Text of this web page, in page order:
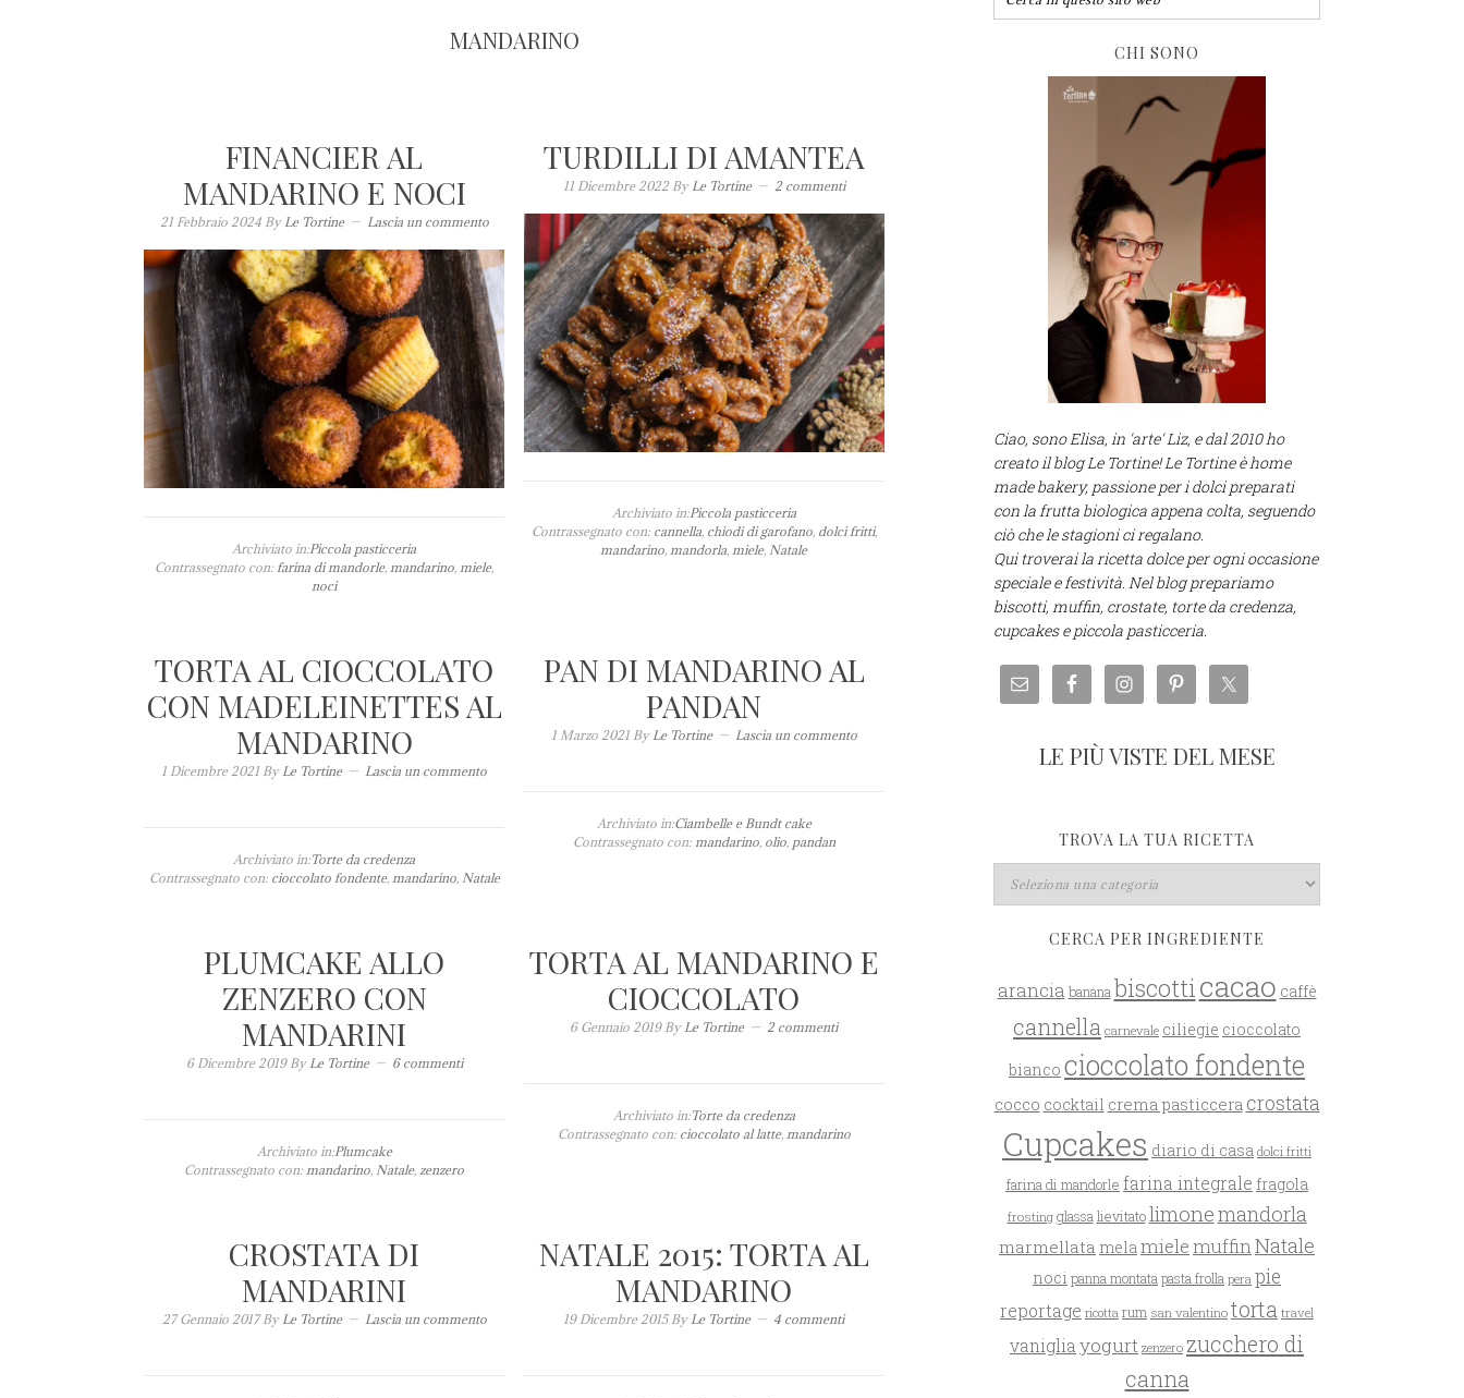
MANDARINO
FINANCIER AL
MANDARINO E NOCI
21 Febbraio 2024ByLe Tortine Lascia un commento
Archiviato in:Piccola pasticceria
Contrassegnato con:farina di mandorle,mandarino,miele,
noci
TURDILLI DI AMANTEA
11 Dicembre 2022ByLe Tortine 2 commenti
Archiviato in:Piccola pasticceria
Contrassegnato con: cannella, chiodi di garofano, dolci fritti,
mandarino,mandorla,miele,Natale
TORTA AL CIOCCOLATO
CON MADELEINETTES AL
MANDARINO
1 Dicembre 2021 ByLe Tortine Lascia un commento
Archiviato in:Torte da credenza
Contrassegnato con: cioccolato fondente, mandarino, Natale
PAN DI MANDARINO AL
PANDAN
1 Marzo 2021ByLe Tortine Lascia un commento
Archiviato in:Ciambelle e Bundt cake
Contrassegnato con: mandarino, olio, pandan
PLUMCAKE ALLO
ZENZERO CON
MANDARINI
6 Dicembre 2019ByLe Tortine 6 commenti
Archiviato in:Plumcake
Contrassegnato con:mandarino,Natale,zenzero
TORTA AL MANDARINO E
CIOCCOLATO
6 Gennaio 2019ByLe Tortine 2 commenti
Archiviato in:Torte da credenza
Contrassegnato con: cioccolato al latte, mandarino
CROSTATA DI
MANDARINI
27 Gennaio 2017ByLe Tortine Lascia un commento
NATALE 2015: TORTA AL
MANDARINO
19 Dicembre 2015ByLe Tortine 4 commenti
CHI SONO
Ciao, sono Elisa, in 'arte' Liz, e dal 2010 ho
creato il blog Le Tortine! Le Tortine è home
made bakery, passione per i dolci preparati
con la frutta biologica appena colta, seguendo
ciò che le stagioni ci regalano.
Qui troverai la ricetta dolce per ogni occasione
speciale e festività. Nel blog prepariamo
biscotti, muffin, crostate, torte da credenza,
cupcakes e piccola pasticceria.
LE PIÙ VISTE DEL MESE
TROVA LA TUA RICETTA
CERCA PER INGREDIENTE
arancia banana biscotticacao caffè
cannella carnevale ciliegie cioccolato
bianco cioccolato fondente
cocco cocktail crema pasticcera crostata
Cupcakes diario di casa dolci fritti
farina di mandorle farina integrale fragola
frosting glassa lievitato limonemandorla
marmellata melamielemuffin Natale
noci panna montata pasta frolla pera pie
reportage ricotta rum san valentino torta travel
vaniglia yogurt zenzero zucchero di
canna